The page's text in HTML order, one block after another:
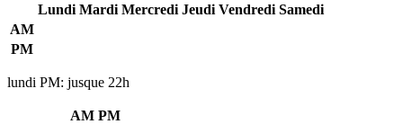
Lundi Mardi Mercredi Jeudi Vendredi Samedi
AM
PM
lundi PM: jusque 22h
AM PM